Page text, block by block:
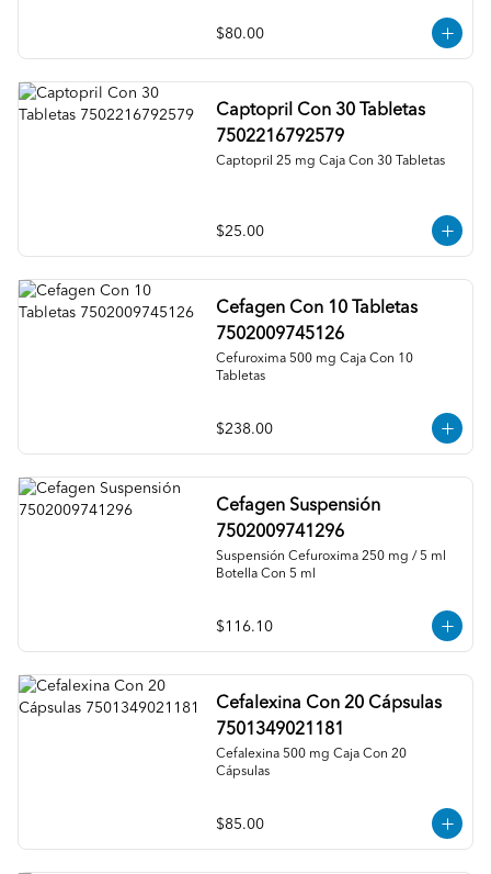
$80.00
Captopril Con 30 Tabletas
7502216792579
Captopril 25 mg Caja Con 30 Tabletas
$25.00
Cefagen Con 10 Tabletas
7502009745126
Cefuroxima 500 mg Caja Con 10
Tabletas
$238.00
Cefagen Suspensión
7502009741296
Suspensión Cefuroxima 250 mg / 5 ml
Botella Con 5 ml
$116.10
Cefalexina Con 20 Cápsulas
7501349021181
Cefalexina 500 mg Caja Con 20
Cápsulas
$85.00